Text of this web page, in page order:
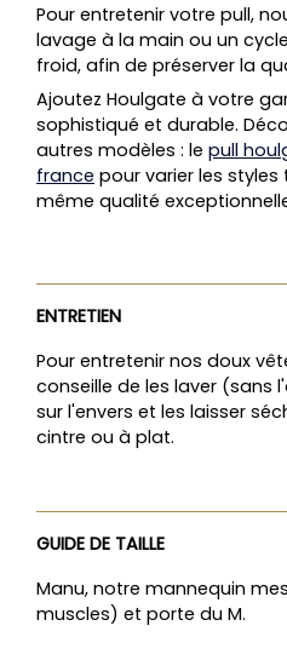
Pour entretenir votre pull,
lavage à la main ou un
froid, afin de préserver la
Ajoutez Houlgate à votre
sophistiqué et durable.
autres modèles : le pull
france pour varier les
même qualité
ENTRETIEN
Pour entretenir nos doux
conseille de les laver (sans
sur l'envers et les laisser
cintre ou à plat.
GUIDE DE TAILLE
Manu, notre mannequin
muscles) et porte du M.